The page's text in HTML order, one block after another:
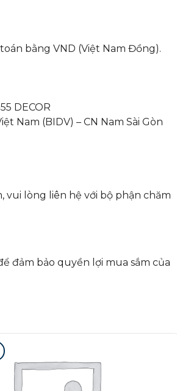
bằng VND (Việt Nam Đồng).
DECOR
Nam (BIDV) – CN Nam Sài Gòn
vui lòng liên hệ với bộ phận chăm
đảm bảo quyền lợi mua sắm của